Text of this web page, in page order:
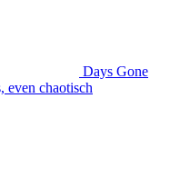
Days Gone
even chaotisch